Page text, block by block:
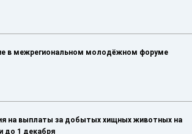
в межрегиональном молодёжном форуме
на выплаты за добытых хищных животных на
до 1 декабря